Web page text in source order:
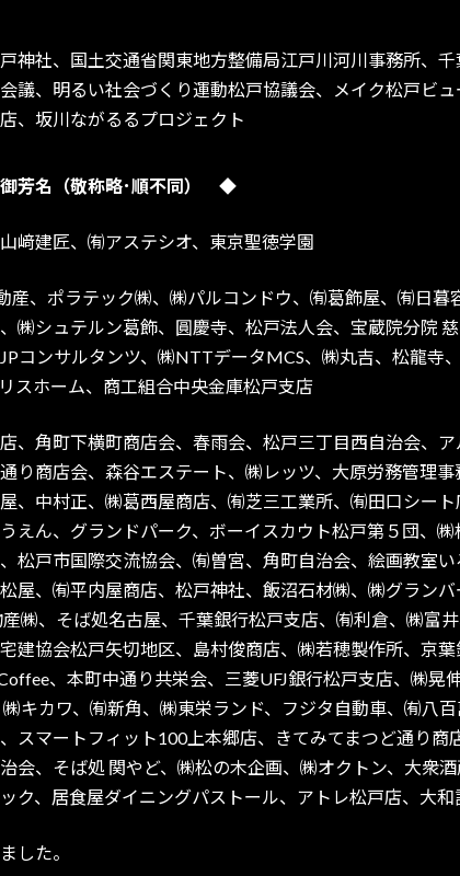
神社、国土交通省関東地方整備局江戸川河川事務所、
議、明るい社会づくり運動松戸協議会、メイク松戸ビ
、坂川ながるるプロジェクト
御芳名（敬称略･順不同） ◆
﨑建匠、㈲アステシオ、東京聖徳学園
産、ポラテック㈱、㈱パルコンドウ、㈲葛飾屋、㈲日
㈱シュテルン葛飾、圓慶寺、松戸法人会、宝蔵院分院
コンサルタンツ、㈱NTTデータMCS、㈱丸吉、松龍
スホーム、商工組合中央金庫松戸支店
、角町下横町商店会、春雨会、松戸三丁目西自治会、
り商店会、森谷エステート、㈱レッツ、大原労務管理
屋、中村正、㈱葛西屋商店、㈲芝三工業所、㈲田口シー
えん、グランドパーク、ボーイスカウト松戸第５団、
松戸市国際交流協会、㈲曽宮、角町自治会、絵画教室
屋、㈲平内屋商店、松戸神社、飯沼石材㈱、㈱グラン
㈱、そば処名古屋、千葉銀行松戸支店、㈲利倉、㈱富
建協会松戸矢切地区、島村俊商店、㈱若穂製作所、京
Coffee、本町中通り共栄会、三菱UFJ銀行松戸支店、㈱
キカワ、㈲新角、㈱東栄ランド、フジタ自動車、㈲八
スマートフィット100上本郷店、きてみてまつど通り
会、そば処 関やど、㈱松の木企画、㈱オクトン、大衆
ク、居食屋ダイニングパストール、アトレ松戸店、大
した。